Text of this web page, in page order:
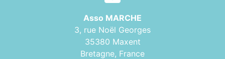
Asso MARCHE
3, rue Noël Georges
35380 Maxent
Bretagne, France